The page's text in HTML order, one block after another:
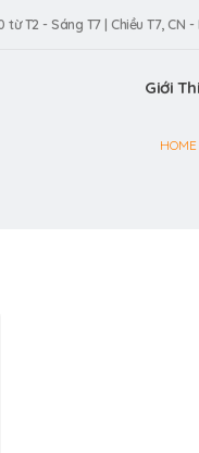
từ T2 - Sáng T7 | Chiều T7, CN -
Giới
HOME